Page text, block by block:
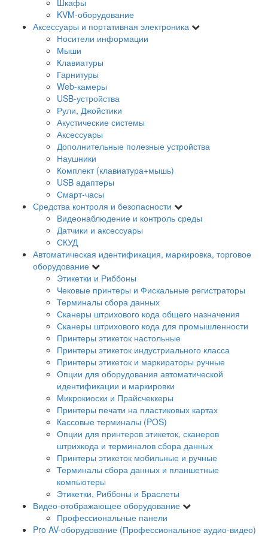
KVM-оборудование
Аксессуары и портативная электроника
Носители информации
Мыши
Клавиатуры
Гарнитуры
Web-камеры
USB-устройства
Рули, Джойстики
Акустические системы
Аксессуары
Дополнительные полезные устройства
Наушники
Комплект (клавиатура+мышь)
USB адаптеры
Смарт-часы
Средства контроля и безопасности
Видеонаблюдение и контроль среды
Датчики и аксессуары
СКУД
Автоматическая идентификация, маркировка, торговое
оборудование
Этикетки и Риббоны
Чековые принтеры и Фискальные регистраторы
Терминалы сбора данных
Сканеры штрихового кода общего назначения
Сканеры штрихового кода для промышленности
Принтеры этикеток настольные
Принтеры этикеток индустриального класса
Принтеры этикеток и маркираторы ручные
Опции для оборудования автоматической
идентификации и маркировки
Микрокиоски и Прайсчеккеры
Принтеры печати на пластиковых картах
Кассовые терминалы (POS)
Опции для принтеров этикеток, сканеров
штрихкода и терминалов сбора данных
Принтеры этикеток мобильные и ручные
Терминалы сбора данных и планшетные
компьютеры
Этикетки, Риббоны и Браслеты
Видео-отображающее оборудование
Профессиональные панели
Pro AV-оборудование (Профессиональное аудио-видео)